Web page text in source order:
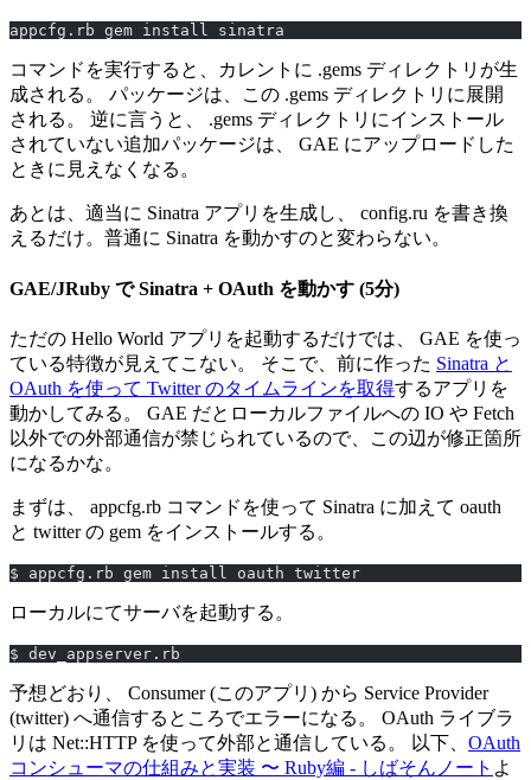
appcfg.rb gem install sinatra
コマンドを実行すると、カレントに .gems ディレクトリが生
成される。 パッケージは、この .gems ディレクトリに展開
される。 逆に言うと、 .gems ディレクトリにインストール
されていない追加パッケージは、 GAE にアップロードした
ときに見えなくなる。
あとは、適当に Sinatra アプリを生成し、 config.ru を書き換
えるだけ。普通に Sinatra を動かすのと変わらない。
GAE/JRuby で Sinatra + OAuth を動かす (5分)
ただの Hello World アプリを起動するだけでは、 GAE を使っ
ている特徴が見えてこない。 そこで、前に作った Sinatra と
OAuth を使って Twitter のタイムラインを取得するアプリを
動かしてみる。 GAE だとローカルファイルへの IO や Fetch
以外での外部通信が禁じられているので、この辺が修正箇所
になるかな。
まずは、 appcfg.rb コマンドを使って Sinatra に加えて oauth
と twitter の gem をインストールする。
$ appcfg.rb gem install oauth twitter
ローカルにてサーバを起動する。
$ dev_appserver.rb
予想どおり、 Consumer (このアプリ) から Service Provider
(twitter) へ通信するところでエラーになる。 OAuth ライブラ
リは Net::HTTP を使って外部と通信している。 以下、 OAuth
コンシューマの仕組みと実装 〜 Ruby編 - しばそんノート よ